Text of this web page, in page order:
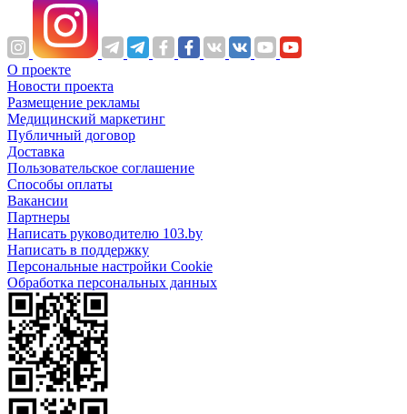
О проекте
Новости проекта
Размещение рекламы
Медицинский маркетинг
Публичный договор
Доставка
Пользовательское соглашение
Способы оплаты
Вакансии
Партнеры
Написать руководителю 103.by
Написать в поддержку
Персональные настройки Cookie
Обработка персональных данных